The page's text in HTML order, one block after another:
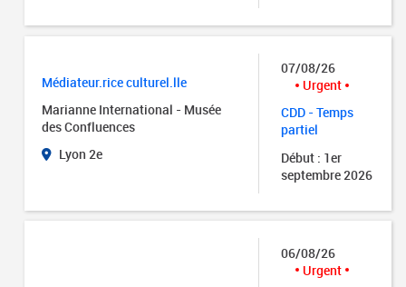
Médiateur.rice culturel.lle
Marianne International - Musée
des Confluences
Lyon 2e
07/08/26
Urgent
CDD - Temps
partiel
Début : 1er
septembre 2026
06/08/26
Urgent